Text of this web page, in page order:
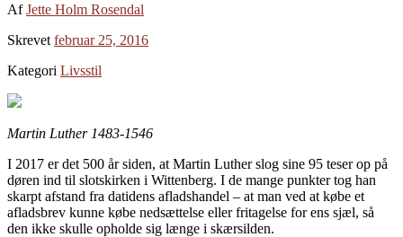
AfJette Holm Rosendal
Skrevet februar 25, 2016
Kategori Livsstil
Martin Luther 1483-1546
I 2017 er det 500 år siden, at Martin Luther slog sine 95 teser op på
døren ind til slotskirken i Wittenberg. I de mange punkter tog han
skarpt afstand fra datidens afladshandel – at man ved at købe et
afladsbrev kunne købe nedsættelse eller fritagelse for ens sjæl, så
den ikke skulle opholde sig længe i skærsilden.